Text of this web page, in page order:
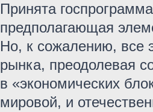
Принята
предполагающая
Но, к сожалению, все
рынка, преодолевая
в «экономических
мировой, и